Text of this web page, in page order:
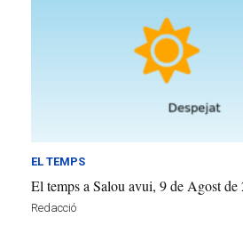
EL TEMPS
El temps a Salou avui, 9 de Agost de
Redacció